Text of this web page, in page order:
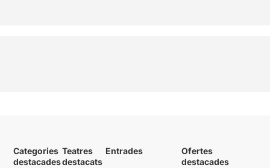
Categories
destacades
Teatres
destacats
Entrades
Ofertes
destacades